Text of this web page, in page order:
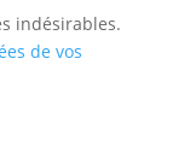
indésirables.
de vos